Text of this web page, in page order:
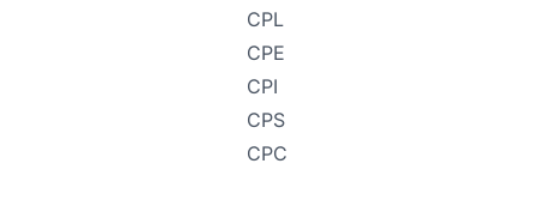
CPL
CPE
CPI
CPS
CPC